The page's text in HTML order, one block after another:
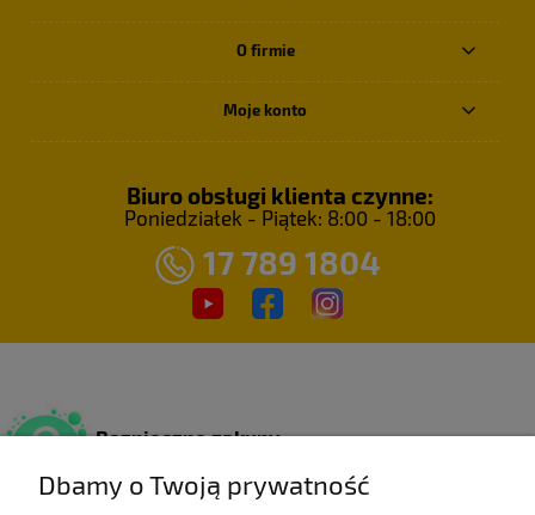
O firmie
Moje konto
Biuro obsługi klienta czynne:
Poniedziałek - Piątek: 8:00 - 18:00
17 789 1804
Bezpieczne zakupy
Dbamy o Twoją prywatność